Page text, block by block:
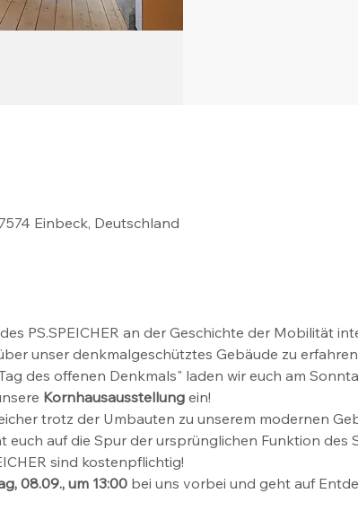
Einbeck, Deutschland
PS.SPEICHER an der Geschichte der Mobilität
unser denkmalgeschütztes Gebäude zu
des offenen Denkmals" laden wir euch am
Kornhausausstellung ein!
trotz der Umbauten zu unserem modernen
euch auf die Spur der ursprünglichen Funktion des
sind kostenpflichtig!
08.09., um 13:00 bei uns vorbei und geht auf